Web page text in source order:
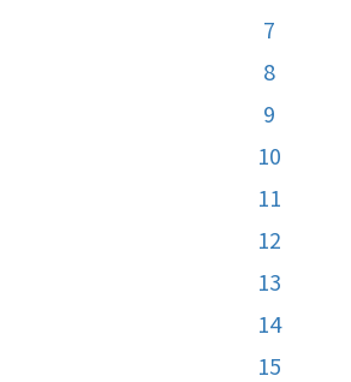
7
8
9
10
11
12
13
14
15